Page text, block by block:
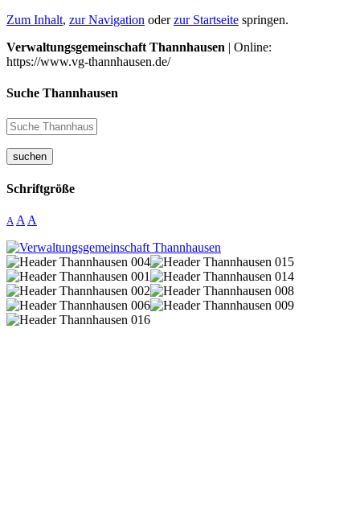
Zum Inhalt, zur Navigation oderzur Startseite springen.
Verwaltungsgemeinschaft Thannhausen | Online:
https://www.vg-thannhausen.de/
Suche Thannhausen
suchen
Schriftgröße
A A A